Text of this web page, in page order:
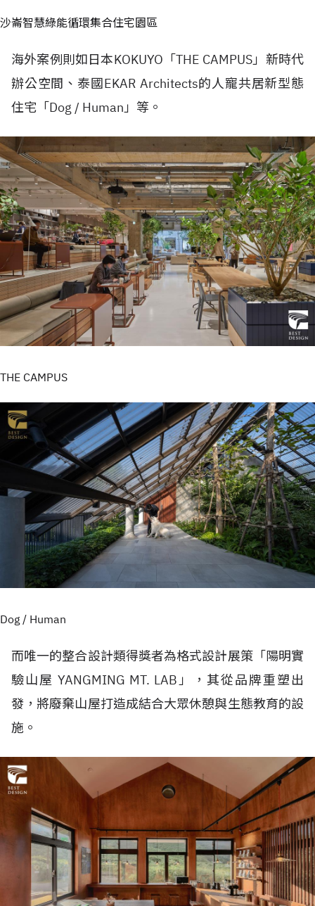
沙崙智慧綠能循環集合住宅園區
海外案例則如日本KOKUYO「THE CAMPUS」新時代
辦公空間、泰國EKAR Architects的人寵共居新型態
住宅「Dog / Human」等。
THE CAMPUS
Dog / Human
而唯一的整合設計類得獎者為格式設計展策「陽明實
驗山屋 YANGMING MT. LAB」，其從品牌重塑出
發，將廢棄山屋打造成結合大眾休憩與生態教育的設
施。